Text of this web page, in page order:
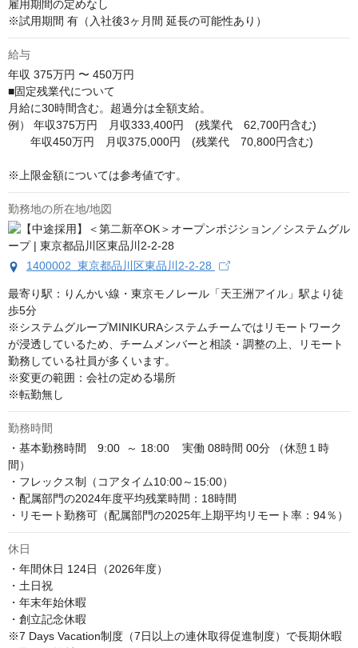
雇用期間の定めなし
※試用期間 有（入社後3ヶ月間 延長の可能性あり）
給与
年収 375万円 〜 450万円
■固定残業代について
月給に30時間含む。超過分は全額支給。
例） 年収375万円　月収333,400円　(残業代　62,700円含む)
※上限金額については参考値です。
勤務地の所在地/地図
1400002 東京都品川区東品川2-2-28
最寄り駅：りんかい線・東京モノレール「天王洲アイル」駅より徒
歩5分
※システムグループMINIKURAシステムチームではリモートワーク
が浸透しているため、チームメンバーと相談・調整の上、リモート
勤務している社員が多くいます。
※変更の範囲：会社の定める場所
※転勤無し
勤務時間
・基本勤務時間　9:00  ～ 18:00    実働 08時間 00分 （休憩１時
間）
・フレックス制（コアタイム10:00～15:00）
・配属部門の2024年度平均残業時間：18時間
・リモート勤務可（配属部門の2025年上期平均リモート率：94％）
休日
・年間休日 124日（2026年度）
・土日祝
・年末年始休暇
・創立記念休暇
※7 Days Vacation制度（7日以上の連休取得促進制度）で長期休暇